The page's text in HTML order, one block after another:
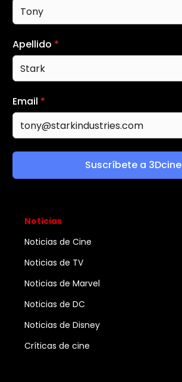
Apellido *
Email *
Suscríbete a 3Dcine
Noticias
Noticias de Cine
Noticias de TV
Noticias de Marvel
Noticias de DC
Noticias de Disney
Críticas de cine